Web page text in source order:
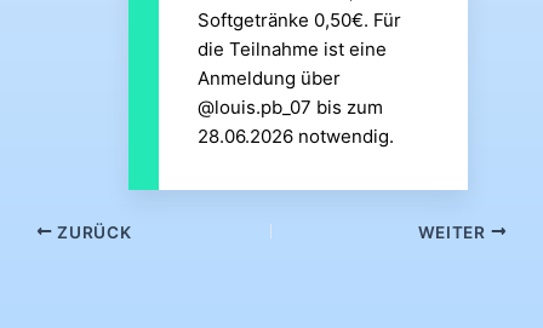
Softgetränke 0,50€. Für
die Teilnahme ist eine
Anmeldung über
@louis.pb_07 bis zum
28.06.2026 notwendig.
ZURÜCK WEITER